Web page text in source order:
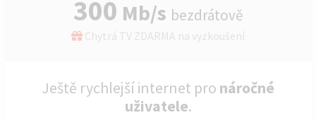
300 Mb/s bezdrátově
Chytrá TV ZDARMA na vyzkoušení
Ještě rychlejší internet pro náročné
uživatele.